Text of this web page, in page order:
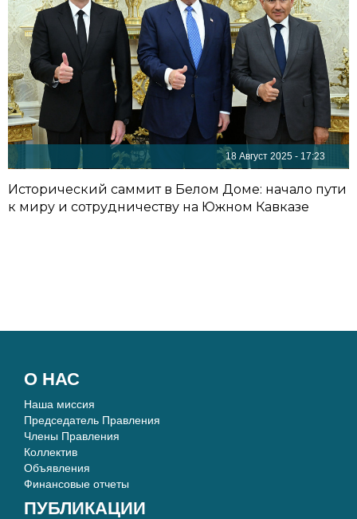
18 Август 2025 - 17:23
Исторический саммит в Белом Доме: начало пути
к миру и сотрудничеству на Южном Кавказе
О НАС
Наша миссия
Председатель Правления
Члены Правления
Коллектив
Объявления
Финансовые отчеты
ПУБЛИКАЦИИ